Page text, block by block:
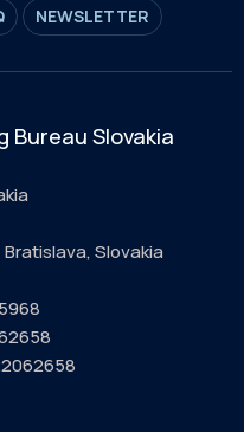
NEWSLETTER
Bureau Slovakia
Slovakia